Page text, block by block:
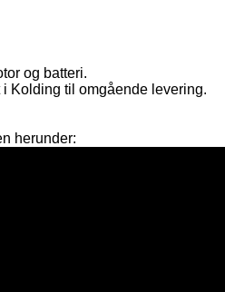
og batteri.
Kolding til omgående levering.